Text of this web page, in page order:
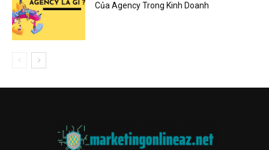
Của Agency Trong Kinh Doanh